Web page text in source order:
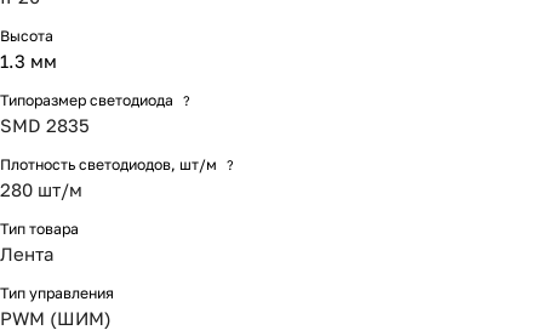
Высота
1.3 мм
Типоразмер светодиода ?
SMD 2835
Плотность светодиодов, шт/м ?
280 шт/м
Тип товара
Лента
Тип управления
PWM (ШИМ)